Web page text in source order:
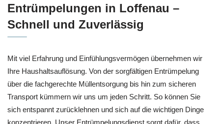
Entrümpelungen in Loffenau –
Schnell und Zuverlässig
Mit viel Erfahrung und Einfühlungsvermögen übernehmen wir
Ihre Haushaltsauflösung. Von der sorgfältigen Entrümpelung
über die fachgerechte Müllentsorgung bis hin zum sicheren
Transport kümmern wir uns um jeden Schritt. So können Sie
sich entspannt zurücklehnen und sich auf die wichtigen Dinge
konzentrieren. Unser Entrümpelungsdienst sorgt dafür, dass